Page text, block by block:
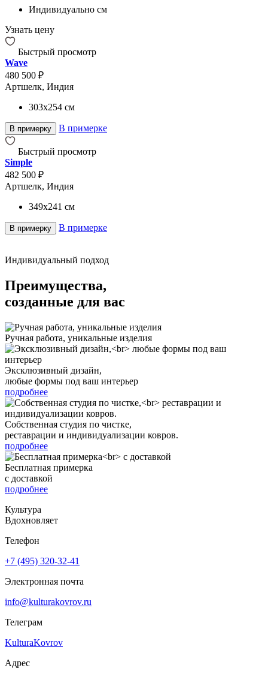
Индивидуально см
Узнать цену
Быстрый просмотр
Wave
480 500 ₽
Артшелк, Индия
303x254 см
В примерку В примерке
Быстрый просмотр
Simple
482 500 ₽
Артшелк, Индия
349x241 см
В примерку В примерке
Индивидуальный подход
Преимущества,
созданные для вас
Ручная работа, уникальные изделия
Эксклюзивный дизайн,
любые формы под ваш интерьер
подробнее
Собственная студия по чистке,
реставрации и индивидуализации ковров.
подробнее
Бесплатная примерка
с доставкой
подробнее
Культура
Вдохновляет
Телефон
+7 (495) 320-32-41
Электронная почта
info@kulturakovrov.ru
Телеграм
KulturaKovrov
Адрес